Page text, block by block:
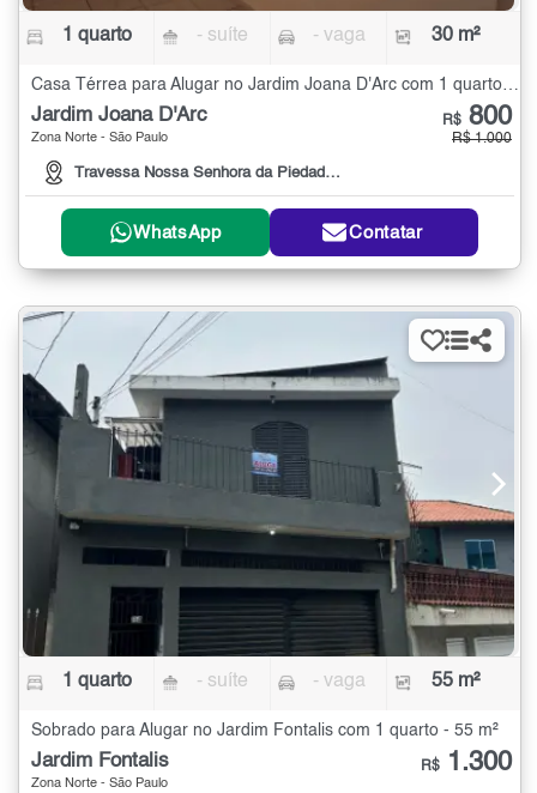
1 quarto - suíte - vaga 30 m²
Casa Térrea para Alugar no Jardim Joana D'Arc com 1 quarto - 30 m²
Jardim Joana D'Arc
Zona Norte - São Paulo
Travessa Nossa Senhora da Piedade, 20
R$ 800
R$ 1.000
WhatsApp Contatar
1 quarto - suíte - vaga 55 m²
Sobrado para Alugar no Jardim Fontalis com 1 quarto - 55 m²
Jardim Fontalis
Zona Norte - São Paulo
R$ 1.300